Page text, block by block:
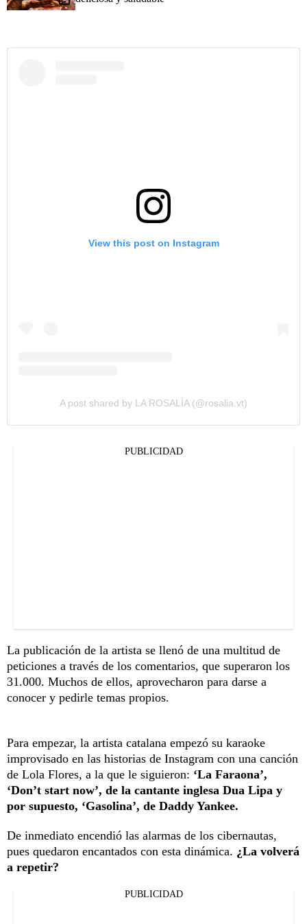
View this post on Instagram
A post shared by LA ROSALÍA (@rosalia.vt)
PUBLICIDAD
La publicación de la artista se llenó de una multitud de
peticiones a través de los comentarios, que superaron los
31.000. Muchos de ellos, aprovecharon para darse a
conocer y pedirle temas propios.
Para empezar, la artista catalana empezó su karaoke
improvisado en las historias de Instagram con una canción
de Lola Flores, a la que le siguieron: ‘La Faraona’,
‘Don’t start now’, de la cantante inglesa Dua Lipa y
por supuesto, ‘Gasolina’, de Daddy Yankee.
De inmediato encendió las alarmas de los cibernautas,
pues quedaron encantados con esta dinámica. ¿La volverá
a repetir?
PUBLICIDAD